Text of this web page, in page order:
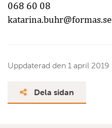
068 60 08
katarina.buhr@formas.se
Uppdaterad den 1 april 2019
Dela sidan